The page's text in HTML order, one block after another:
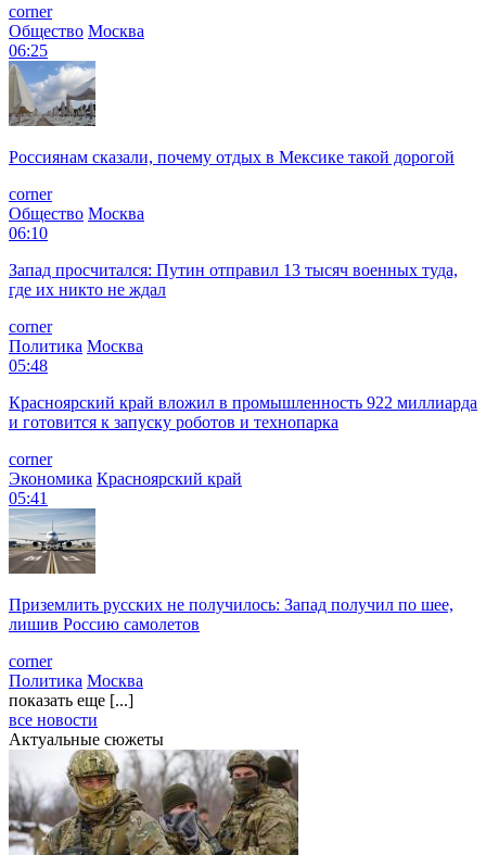
corner
Общество Москва
06:25
Россиянам сказали, почему отдых в Мексике такой дорогой
corner
Общество Москва
06:10
Запад просчитался: Путин отправил 13 тысяч военных туда,
где их никто не ждал
corner
Политика Москва
05:48
Красноярский край вложил в промышленность 922 миллиарда
и готовится к запуску роботов и технопарка
corner
Экономика Красноярский край
05:41
Приземлить русских не получилось: Запад получил по шее,
лишив Россию самолетов
corner
Политика Москва
показать еще [...]
все новости
Актуальные сюжеты